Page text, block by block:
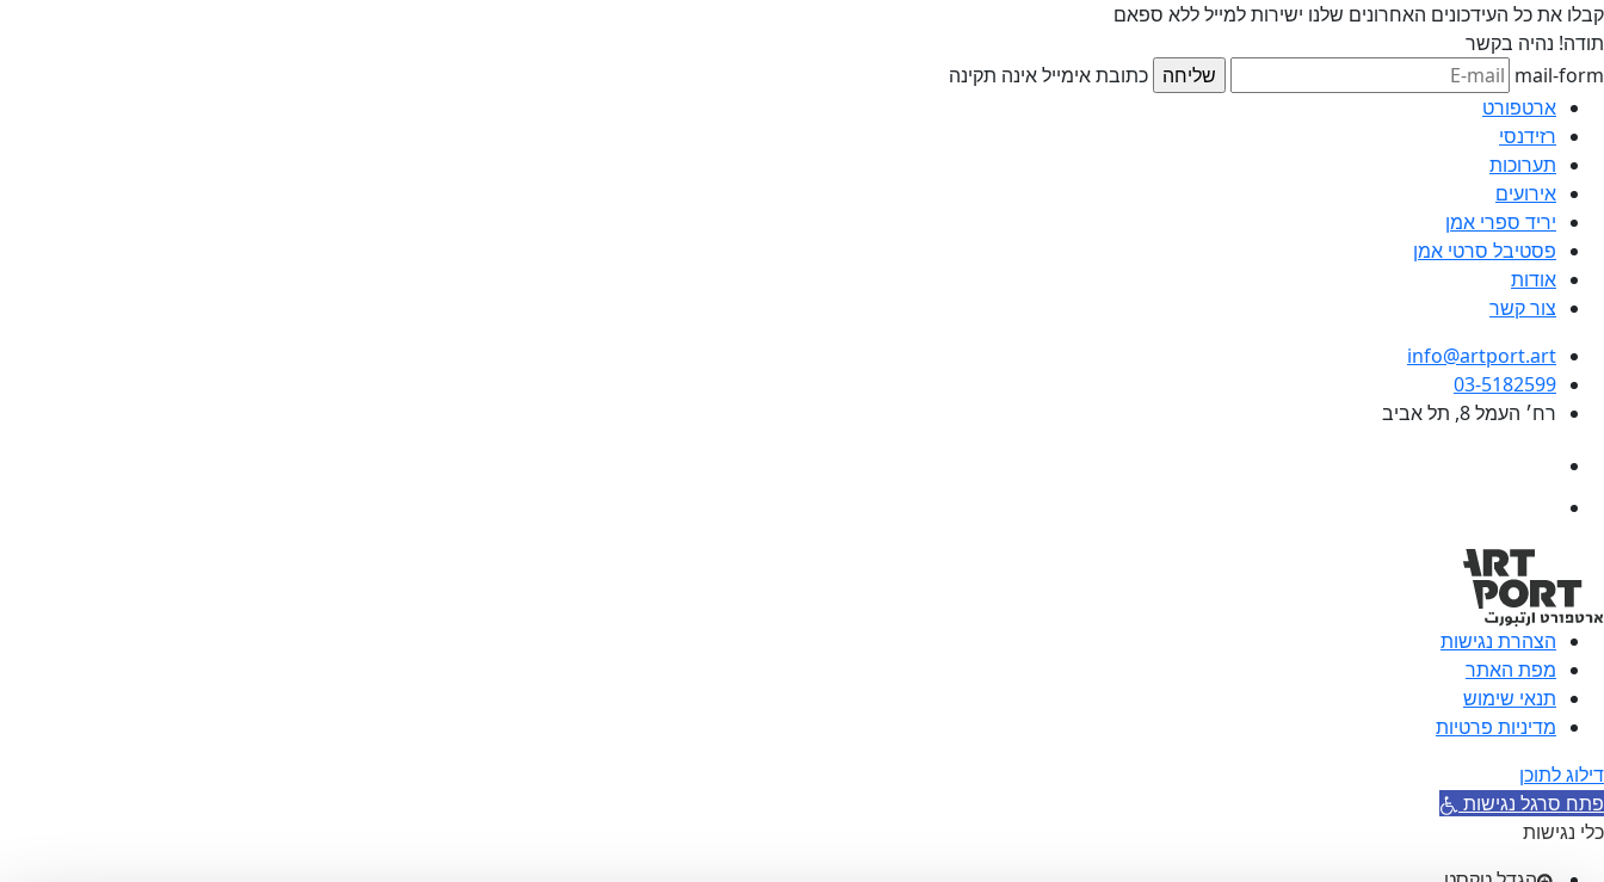
קבלו את כל העידכונים האחרונים שלנו ישירות למייל ללא ספאם
תודה! נהיה בקשר
mail-form
כתובת אימייל אינה תקינה
ארטפורט
רזידנסי
תערוכות
אירועים
יריד ספרי אמן
פסטיבל סרטי אמן
אודות
צור קשר
info@artport.art
03-5182599
רח׳ העמל 8, תל אביב
הצהרת נגישות
מפת האתר
תנאי שימוש
מדיניות פרטיות
דילוג לתוכן
פתח סרגל נגישות
כלי נגישות